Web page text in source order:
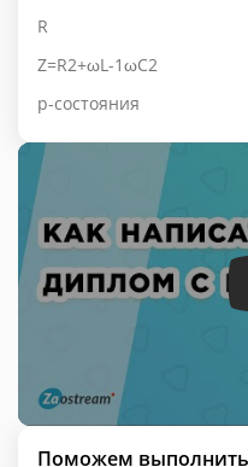
R
Z=R2+ωL-1ωC2
p-состояния
Поможем